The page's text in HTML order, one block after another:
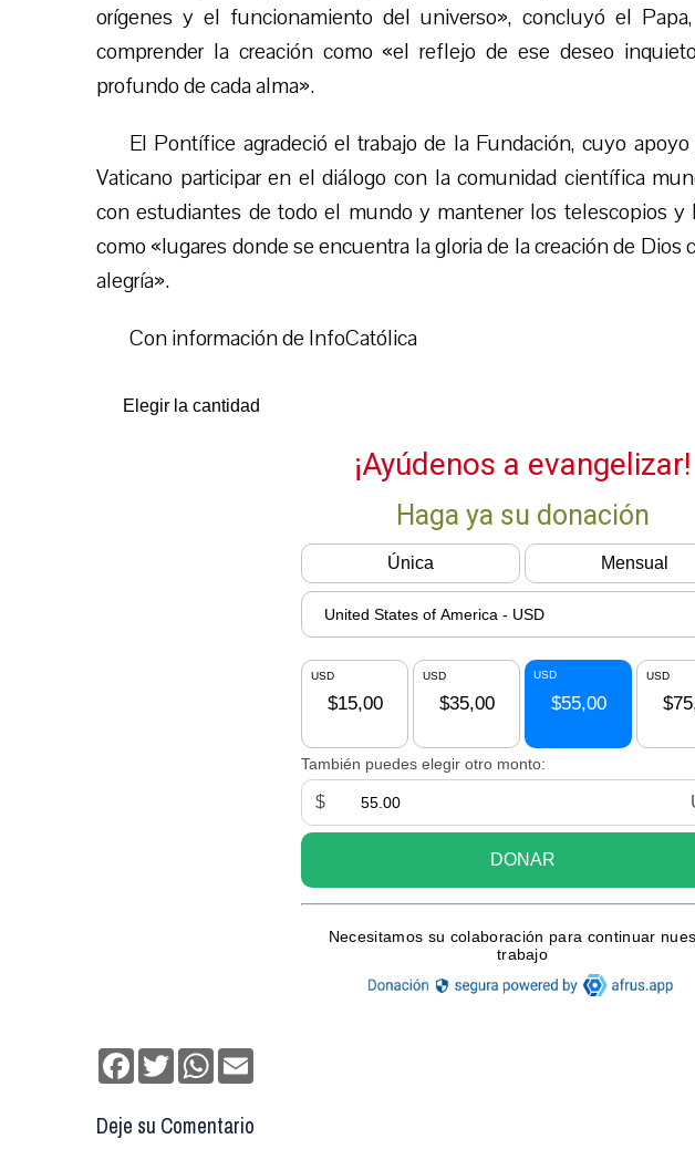
orígenes y el funcionamiento del universo», concluyó el
comprender la creación como «el reflejo de ese deseo
profundo de cada alma».
El Pontífice agradeció el trabajo de la Fundación, cuyo
Vaticano participar en el diálogo con la comunidad científica
con estudiantes de todo el mundo y mantener los telescopios y
como «lugares donde se encuentra la gloria de la creación de Dios
alegría».
Con información de InfoCatólica
Facebook
TwitterWhatsApp
Deje su Comentario